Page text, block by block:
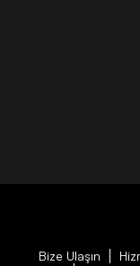
Bize Ulaşın